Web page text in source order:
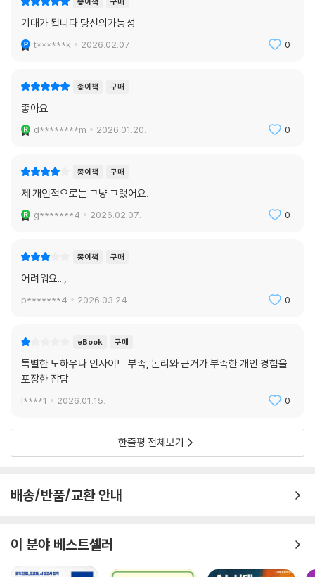
기대가 됩니다 당신의가능성
t******k 2026.02.07. 0
종이책 구매
좋아요
d********m 2026.01.20. 0
종이책 구매
제 개인적으로는 그냥 그랬어요.
g*******4 2026.02.07. 0
종이책 구매
어려워요...,
p*******4 2026.03.24. 0
eBook 구매
특별한 노하우나 인사이트 부족, 논리와 근거가 부족한 개인 경험을
포장한 잡담
l****1 2026.01.15. 0
한줄평 전체보기
배송/반품/교환 안내
이 분야 베스트셀러